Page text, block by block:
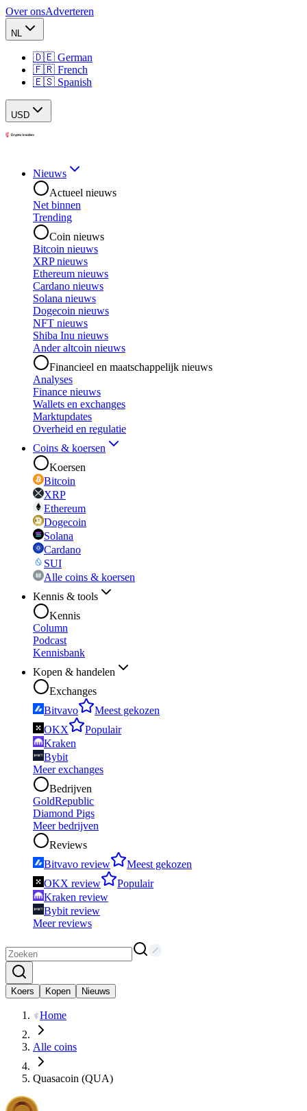
Over onsAdverteren
NL
🇩🇪 German
🇫🇷 French
🇪🇸 Spanish
USD
Nieuws
Actueel nieuws
Net binnen
Trending
Coin nieuws
Bitcoin nieuws
XRP nieuws
Ethereum nieuws
Cardano nieuws
Solana nieuws
Dogecoin nieuws
NFT nieuws
Shiba Inu nieuws
Ander altcoin nieuws
Financieel en maatschappelijk nieuws
Analyses
Finance nieuws
Wallets en exchanges
Marktupdates
Overheid en regulatie
Coins & koersen
Koersen
Bitcoin
XRP
Ethereum
Dogecoin
Solana
Cardano
SUI
Alle coins & koersen
Kennis & tools
Kennis
Column
Podcast
Kennisbank
Kopen & handelen
Exchanges
Bitvavo
Meest gekozen
OKX
Populair
Kraken
Bybit
Meer exchanges
Bedrijven
GoldRepublic
Diamond Pigs
Meer bedrijven
Reviews
Bitvavo review
Meest gekozen
OKX review
Populair
Kraken review
Bybit review
Meer reviews
Koers Kopen Nieuws
Home
Alle coins
Quasacoin (QUA)